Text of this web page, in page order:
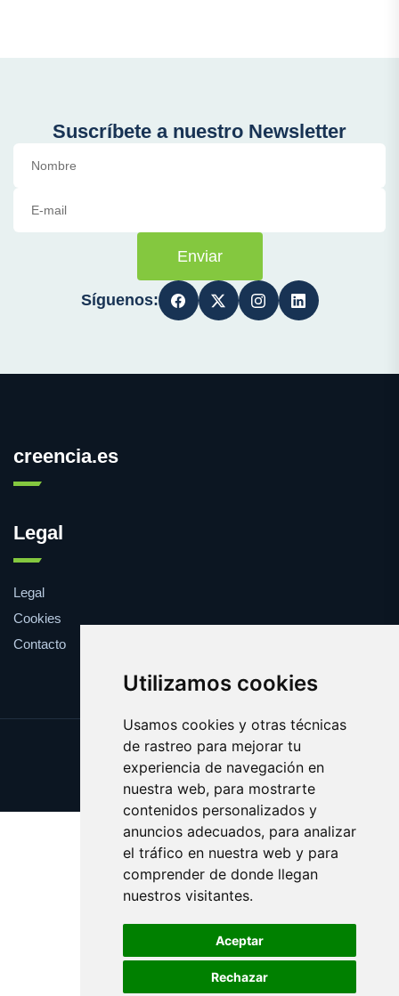
Utilizamos cookies
Usamos cookies y otras técnicas
de rastreo para mejorar tu
experiencia de navegación en
nuestra web, para mostrarte
contenidos personalizados y
anuncios adecuados, para analizar
el tráfico en nuestra web y para
comprender de donde llegan
nuestros visitantes.
Aceptar
Rechazar
Suscríbete a nuestro Newsletter
Enviar
Síguenos:
creencia.es
Legal
Legal
Cookies
Contacto
Update cookies preferences
Copyright © 2025 creencia.es